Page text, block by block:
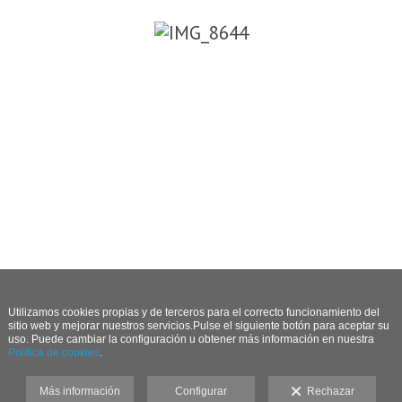
Utilizamos cookies propias y de terceros para el correcto funcionamiento del
sitio web y mejorar nuestros servicios.Pulse el siguiente botón para aceptar su
uso. Puede cambiar la configuración u obtener más información en nuestra
Política de cookies.
Más información Configurar Rechazar